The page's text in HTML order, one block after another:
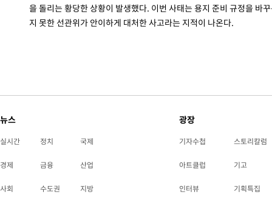
을 돌리는 황당한 상황이 발생했다. 이번 사태는 용지 준비 규정을 바
지 못한 선관위가 안이하게 대처한 사고라는 지적이 나온다.
뉴스
실시간 정치 국제
경제 금융 산업
사회 수도권 지방
광장
기자수첩 스토리칼럼
아트클럽 기고
인터뷰 기획특집